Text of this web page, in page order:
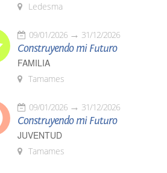
Ledesma
09/01/2026 31/12/2026
Construyendo mi Futuro
FAMILIA
Tamames
09/01/2026 31/12/2026
Construyendo mi Futuro
JUVENTUD
Tamames